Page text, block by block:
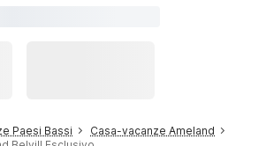
Paesi Bassi
Casa-vacanze Ameland